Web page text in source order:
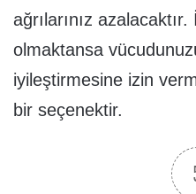
ağrılarınız azalacaktır.
olmaktansa
iyileştirmesine izin
bir seçenektir.